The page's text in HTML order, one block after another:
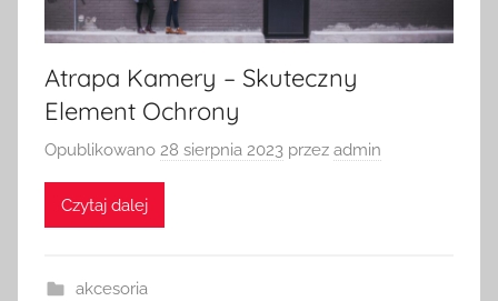
Atrapa Kamery – Skuteczny
Element Ochrony
Opublikowano 28 sierpnia 2023 przez admin
Czytaj dalej
akcesoria